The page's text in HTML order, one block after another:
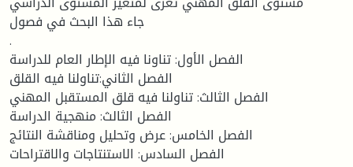
جاء هذا البحث في فصول
.
الفصل الأول: تناونا فيه الإطار العام للدراسة
الفصل الثاني:تناولنا فيه القلق
الفصل الثالث: تناولنا فيه قلق المستقبل المهني
الفصل الثالث: منهجية الدراسة
الفصل الخامس: عرض وتحليل ومناقشة النتائج
الفصل السادس: الاستنتاجات والاقتراحات